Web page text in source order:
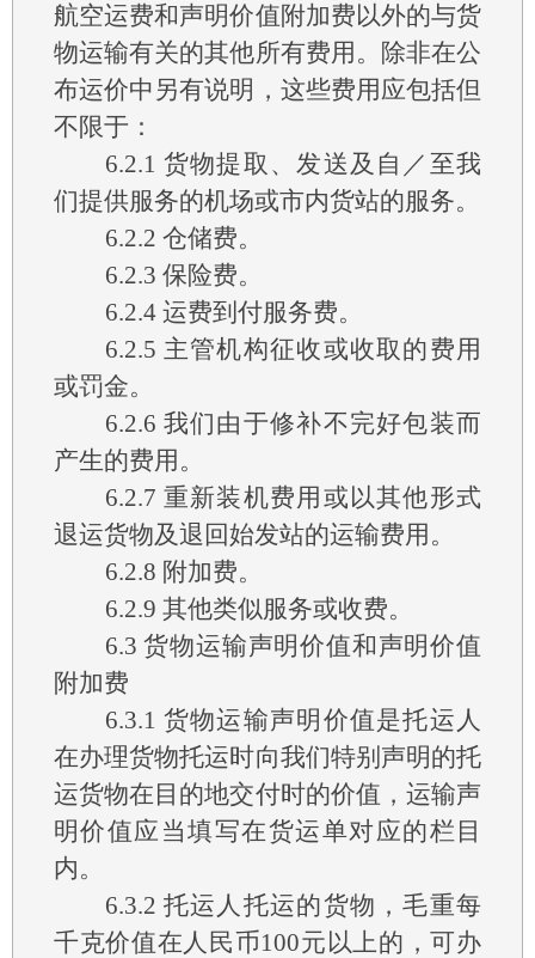
航空运费和声明价值附加费以外的与货
物运输有关的其他所有费用。除非在公
布运价中另有说明，这些费用应包括但
不限于：
6.2.1 货物提取、发送及自／至我
们提供服务的机场或市内货站的服务。
6.2.2 仓储费。
6.2.3 保险费。
6.2.4 运费到付服务费。
6.2.5 主管机构征收或收取的费用
或罚金。
6.2.6 我们由于修补不完好包装而
产生的费用。
6.2.7 重新装机费用或以其他形式
退运货物及退回始发站的运输费用。
6.2.8 附加费。
6.2.9 其他类似服务或收费。
6.3货物运输声明价值和声明价值
附加费
6.3.1 货物运输声明价值是托运人
在办理货物托运时向我们特别声明的托
运货物在目的地交付时的价值，运输声
明价值应当填写在货运单对应的栏目
内。
6.3.2 托运人托运的货物，毛重每
千克价值在人民币100元以上的，可办